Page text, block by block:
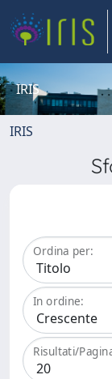
IRIS
IRIS
Ordina per:
In ordine:
Risultati/